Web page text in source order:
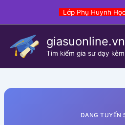
Lớp Phụ Huynh
giasuonline.vn
Tim kiếm gia sư dạy
ĐANG TUYỂN